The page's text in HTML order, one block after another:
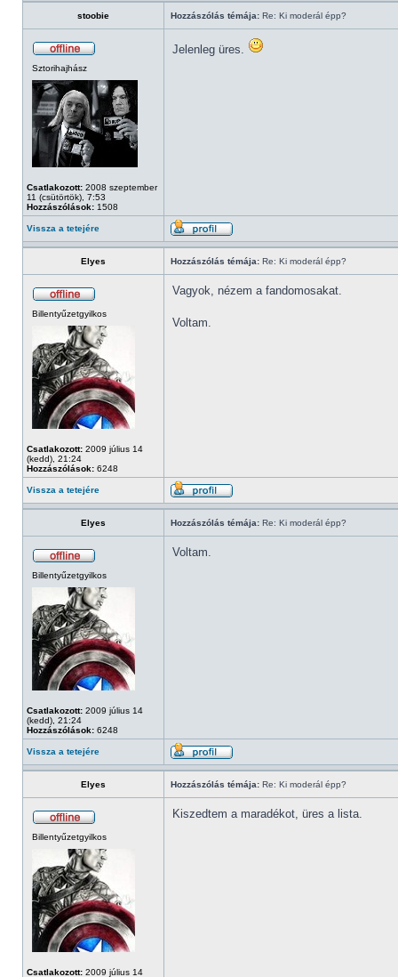
stoobie Hozzászólás témája: Re: Ki moderál épp?
Sztorihajhász
Csatlakozott: 2008 szeptember
11 (csütörtök), 7:53
Hozzászólások: 1508
Jelenleg üres.
Vissza a tetejére
Elyes Hozzászólás témája: Re: Ki moderál épp?
Billentyűzetgyilkos
Csatlakozott: 2009 július 14
(kedd), 21:24
Hozzászólások: 6248
Vagyok, nézem a fandomosakat.
Voltam.
Vissza a tetejére
Elyes Hozzászólás témája: Re: Ki moderál épp?
Billentyűzetgyilkos
Csatlakozott: 2009 július 14
(kedd), 21:24
Hozzászólások: 6248
Voltam.
Vissza a tetejére
Elyes Hozzászólás témája: Re: Ki moderál épp?
Billentyűzetgyilkos
Csatlakozott: 2009 július 14
Kiszedtem a maradékot, üres a lista.